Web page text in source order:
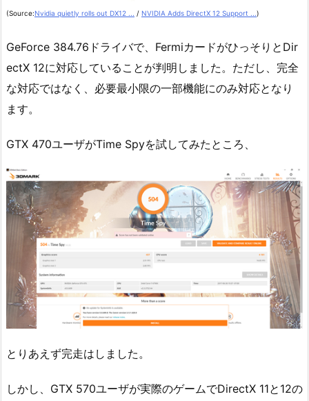
(Source:Nvidia quietly rolls out DX12 ... / NVIDIA Adds DirectX 12 Support ... )
GeForce 384.76ドライバで、FermiカードがひっそりとDir
ectX 12に対応していることが判明しました。ただし、完全
な対応ではなく、必要最小限の一部機能にのみ対応となり
ます。
GTX 470ユーザがTime Spyを試してみたところ、
とりあえず完走はしました。
しかし、GTX 570ユーザが実際のゲームでDirectX 11と12の